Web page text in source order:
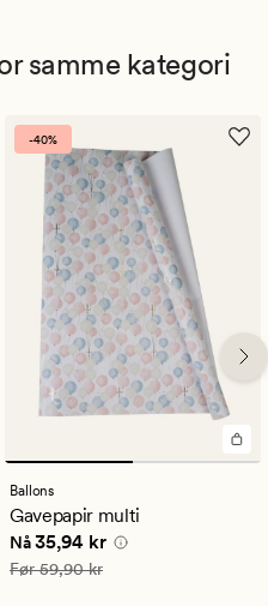
samme kategori
-40%
Ballons
Gavepapir multi
Nåværende pris
Nå35,94 kr
Vanlig pris 59,90 kr
Før59,90 kr